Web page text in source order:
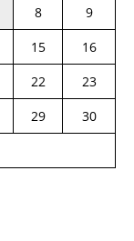
8
9
15
16
22
23
29
30